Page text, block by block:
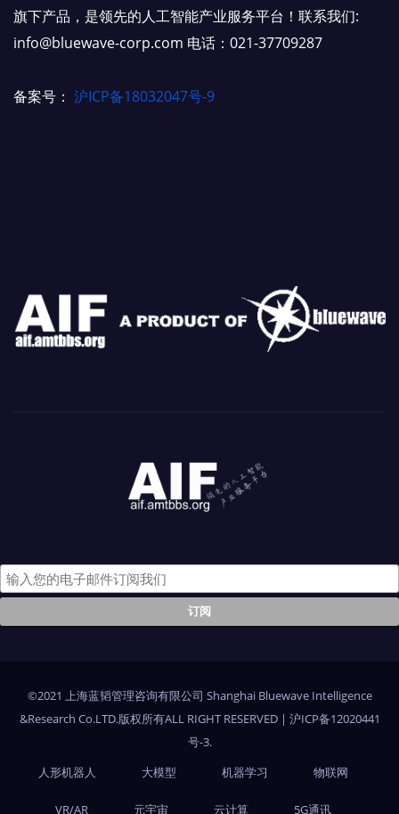
旗下产品，是领先的人工智能产业服务平台！联系我们:
info@bluewave-corp.com 电话：021-37709287
备案号： 沪ICP备18032047号-9
©2021 上海蓝韬管理咨询有限公司 Shanghai Bluewave Intelligence
&Research Co.LTD.版权所有ALL RIGHT RESERVED | 沪ICP备12020441
号-3.
人形机器人
大模型 机器学习 物联网
VR/AR 元宇宙 云计算 5G通讯